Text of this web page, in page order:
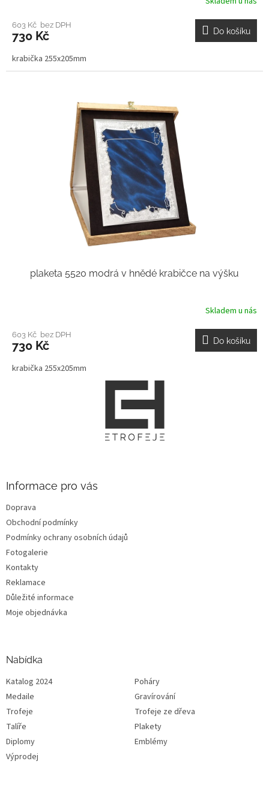
603 Kč bez DPH
730 Kč Do košíku
krabička 255x205mm
plaketa 5520 modrá v hnědé krabičce na výšku
Skladem u nás
603 Kč bez DPH
730 Kč Do košíku
krabička 255x205mm
Informace pro vás
Doprava
Obchodní podmínky
Podmínky ochrany osobních údajů
Fotogalerie
Kontakty
Reklamace
Důležité informace
Moje objednávka
Nabídka
Katalog 2024
Poháry
Medaile
Gravírování
Trofeje
Trofeje ze dřeva
Talíře
Plakety
Diplomy
Emblémy
Výprodej